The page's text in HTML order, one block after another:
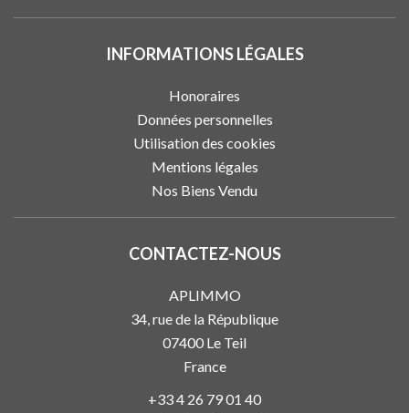
INFORMATIONS LÉGALES
Honoraires
Données personnelles
Utilisation des cookies
Mentions légales
Nos Biens Vendu
CONTACTEZ-NOUS
APLIMMO
34, rue de la République
07400 Le Teil
France
+33 4 26 79 01 40